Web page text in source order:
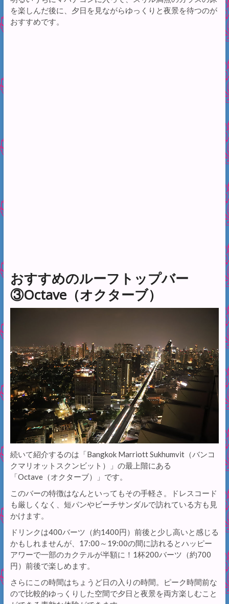
を楽しんだ後に、夕日を見ながらゆっくりと夜景を待つのが
おすすめです。
おすすめのルーフトップバー
③Octave（オクターブ）
続いて紹介するのは「Bangkok Marriott Sukhumvit（バンコ
クマリオットスクンビット）」の最上階にある
「Octave（オクターブ）」です。
このバーの特徴はなんといってもその手軽さ。ドレスコード
も厳しくなく、短パンやビーチサンダルで訪れている方も見
かけます。
ドリンクは400バーツ（約1400円）前後と少し高いと感じる
かもしれませんが、17:00～19:00の間に訪れるとハッピー
アワーで一部のカクテルが半額に！1杯200バーツ（約700
円）前後で楽しめます。
さらにこの時間はちょうど日の入りの時間。ピーク時間前な
ので比較的ゆっくりした空間で夕日と夜景を両方楽しむこと